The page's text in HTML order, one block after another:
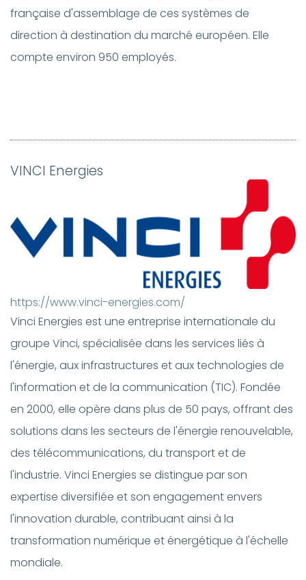
française d'assemblage de ces systèmes de
direction à destination du marché européen. Elle
compte environ 950 employés.
VINCI Energies
https://www.vinci-energies.com/
Vinci Energies est une entreprise internationale du
groupe Vinci, spécialisée dans les services liés à
l'énergie, aux infrastructures et aux technologies de
l'information et de la communication (TIC). Fondée
en 2000, elle opère dans plus de 50 pays, offrant des
solutions dans les secteurs de l'énergie renouvelable,
des télécommunications, du transport et de
l'industrie. Vinci Energies se distingue par son
expertise diversifiée et son engagement envers
l'innovation durable, contribuant ainsi à la
transformation numérique et énergétique à l'échelle
mondiale.